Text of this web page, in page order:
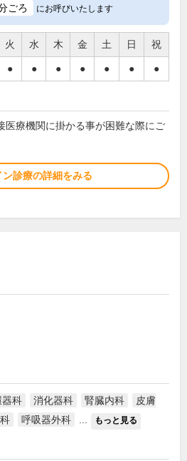
ごろ にお呼びいたします
火 水 木 金 土 日 祝
● ● ● ● ● ● ●
医療機関に掛かる事が困難な際にご
ン診療の詳細をみる
器科 消化器科 腎臓内科
皮膚
呼吸器外科 もっと見る